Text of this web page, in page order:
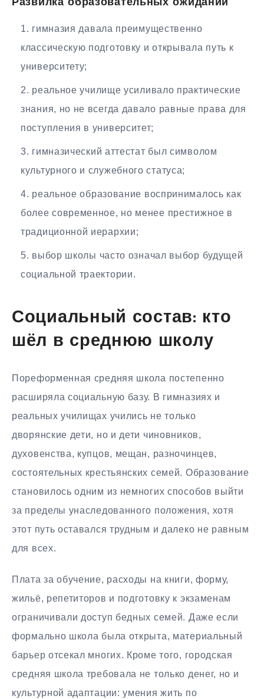
Развилка образовательных ожиданий
гимназия давала преимущественно
классическую подготовку и открывала путь к
университету;
реальное училище усиливало практические
знания, но не всегда давало равные права для
поступления в университет;
гимназический аттестат был символом
культурного и служебного статуса;
реальное образование воспринималось как
более современное, но менее престижное в
традиционной иерархии;
выбор школы часто означал выбор будущей
социальной траектории.
Социальный состав: кто
шёл в среднюю школу
Пореформенная средняя школа постепенно
расширяла социальную базу. В гимназиях и
реальных училищах учились не только
дворянские дети, но и дети чиновников,
духовенства, купцов, мещан, разночинцев,
состоятельных крестьянских семей. Образование
становилось одним из немногих способов выйти
за пределы унаследованного положения, хотя
этот путь оставался трудным и далеко не равным
для всех.
Плата за обучение, расходы на книги, форму,
жильё, репетиторов и подготовку к экзаменам
ограничивали доступ бедных семей. Даже если
формально школа была открыта, материальный
барьер отсекал многих. Кроме того, городская
средняя школа требовала не только денег, но и
культурной адаптации: умения жить по